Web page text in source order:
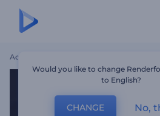
Accueil Animation De Logo -
Would you like to change
to English?
CHANGE No,